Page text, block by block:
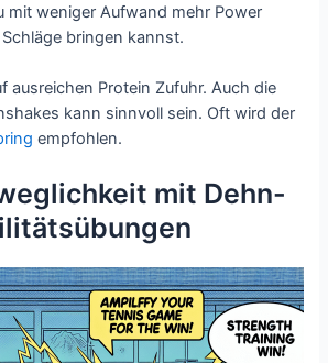
mit weniger Aufwand mehr Power
bringen kannst.
ausreichen Protein Zufuhr. Auch die
kann sinnvoll sein. Oft wird der
empfohlen.
mit Dehn-